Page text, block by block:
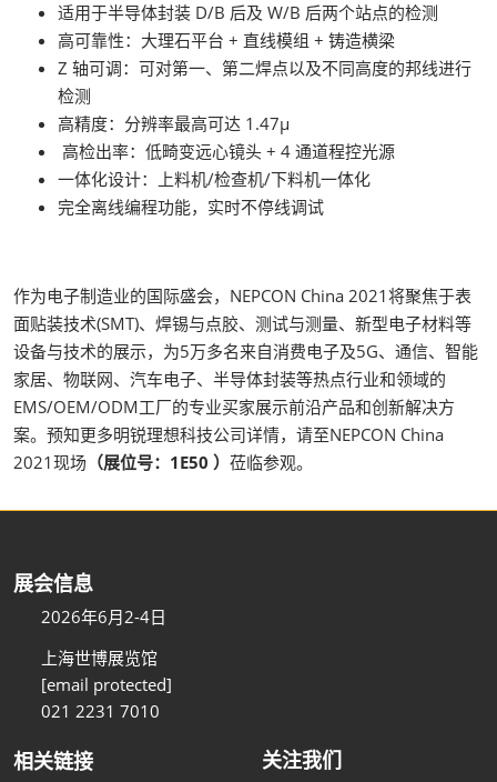
适用于半导体封装 D/B 后及 W/B 后两个站点的检测
高可靠性：大理石平台 + 直线模组 + 铸造横梁
Z 轴可调：可对第一、第二焊点以及不同高度的邦线进行
检测
高精度：分辨率最高可达 1.47μ
高检出率：低畸变远心镜头 + 4 通道程控光源
一体化设计：上料机/检查机/下料机一体化
完全离线编程功能，实时不停线调试
作为电子制造业的国际盛会，NEPCON China 2021将聚焦于表
面贴装技术(SMT)、焊锡与点胶、测试与测量、新型电子材料等
设备与技术的展示，为5万多名来自消费电子及5G、通信、智能
家居、物联网、汽车电子、半导体封装等热点行业和领域的
EMS/OEM/ODM工厂的专业买家展示前沿产品和创新解决方
案。预知更多明锐理想科技公司详情，请至NEPCON China
2021现场 （展位号：1E50 ） 莅临参观。
展会信息
2026年6月2-4日
上海世博展览馆
[email protected]
021 2231 7010
相关链接 关注我们